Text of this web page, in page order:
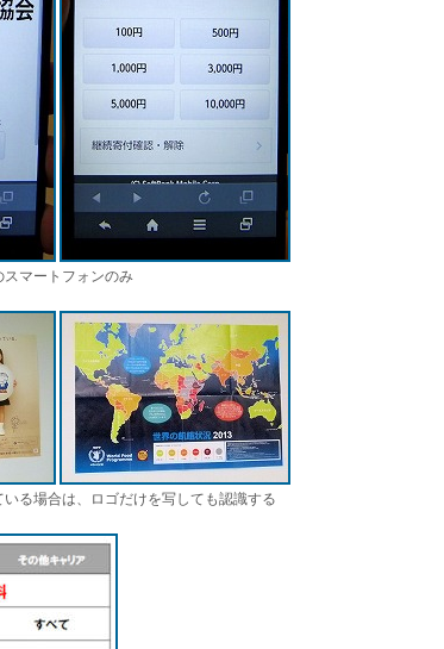
マートフォンのみ
る場合は、ロゴだけを写しても認識する